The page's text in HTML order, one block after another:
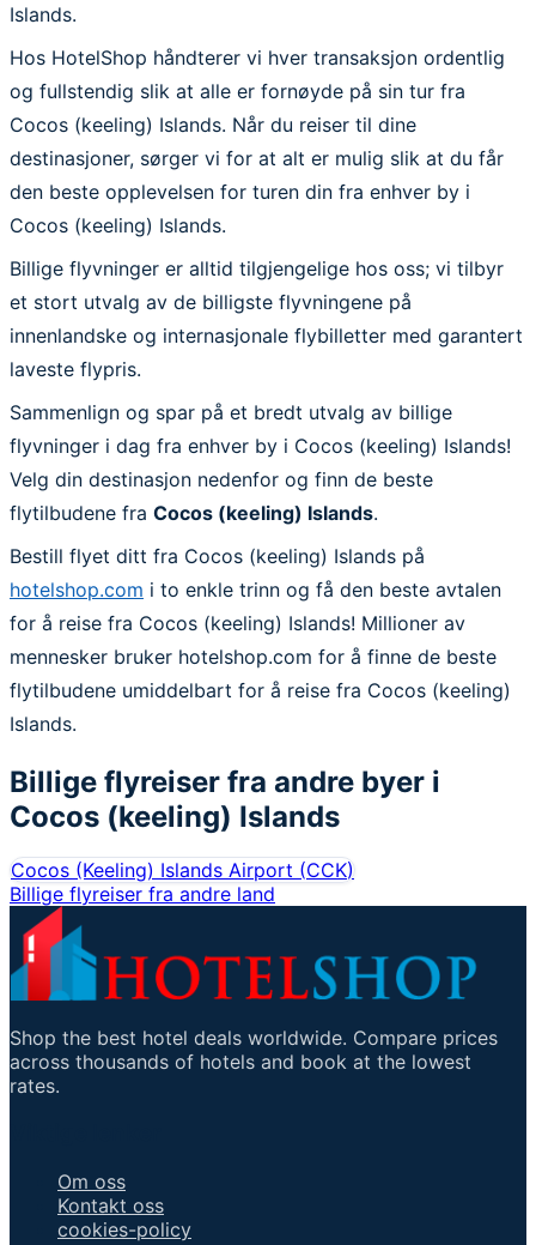
Islands.
Hos HotelShop håndterer vi hver transaksjon ordentlig
og fullstendig slik at alle er fornøyde på sin tur fra
Cocos (keeling) Islands. Når du reiser til dine
destinasjoner, sørger vi for at alt er mulig slik at du får
den beste opplevelsen for turen din fra enhver by i
Cocos (keeling) Islands.
Billige flyvninger er alltid tilgjengelige hos oss; vi tilbyr
et stort utvalg av de billigste flyvningene på
innenlandske og internasjonale flybilletter med garantert
laveste flypris.
Sammenlign og spar på et bredt utvalg av billige
flyvninger i dag fra enhver by i Cocos (keeling) Islands!
Velg din destinasjon nedenfor og finn de beste
flytilbudene fra Cocos (keeling) Islands.
Bestill flyet ditt fra Cocos (keeling) Islands på
hotelshop.com i to enkle trinn og få den beste avtalen
for å reise fra Cocos (keeling) Islands! Millioner av
mennesker bruker hotelshop.com for å finne de beste
flytilbudene umiddelbart for å reise fra Cocos (keeling)
Islands.
Billige flyreiser fra andre byer i
Cocos (keeling) Islands
Cocos (Keeling) Islands Airport (CCK)
Billige flyreiser fra andre land
Shop the best hotel deals worldwide. Compare prices
across thousands of hotels and book at the lowest
rates.
Om oss
Kontakt oss
cookies-policy